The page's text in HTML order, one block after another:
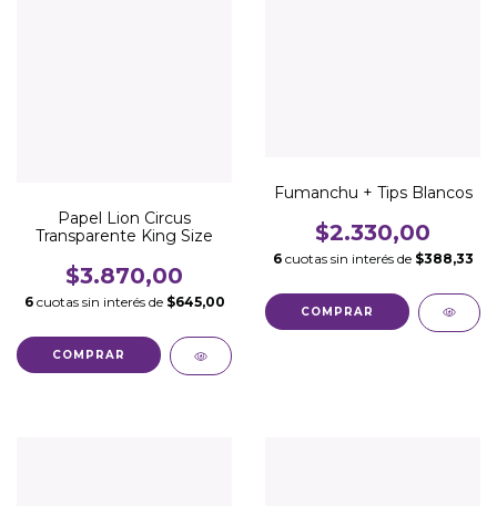
Papel Lion Circus
Transparente King Size
$3.870,00
6 cuotas sin interés de $645,00
Fumanchu + Tips Blancos
$2.330,00
6 cuotas sin interés de $388,33